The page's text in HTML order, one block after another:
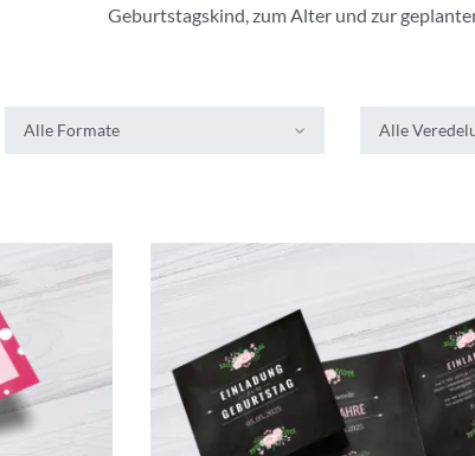
Geburtstagskind, zum Alter und zur
Alle Formate Alle